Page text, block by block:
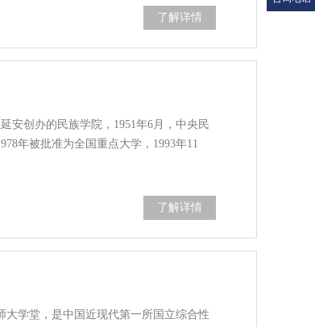
了解详情
安创办的民族学院，1951年6月，中央民
年被批准为全国重点大学，1993年11
了解详情
大学堂，是中国近现代第一所国立综合性